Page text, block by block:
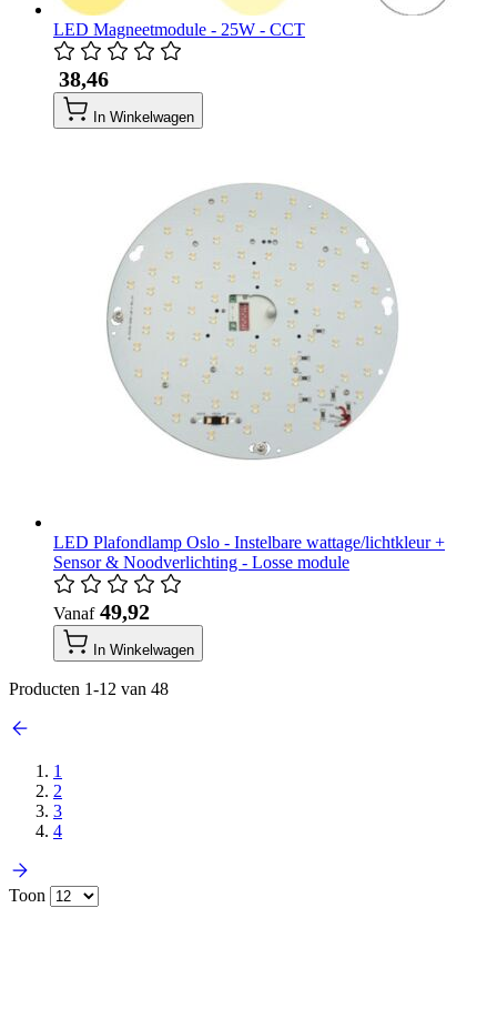
LED Magneetmodule - 25W - CCT
​ 38,46
In Winkelwagen
LED Plafondlamp Oslo - Instelbare wattage/lichtkleur +
Sensor & Noodverlichting - Losse module
Vanaf​ 49,92
In Winkelwagen
Producten 1-12 van 48
1
2
3
4
Toon